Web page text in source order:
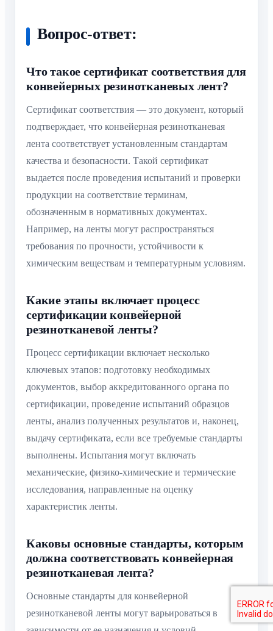
Вопрос-ответ:
Что такое сертификат соответствия для
конвейерных резинотканевых лент?
Сертификат соответствия — это документ, который
подтверждает, что конвейерная резинотканевая
лента соответствует установленным стандартам
качества и безопасности. Такой сертификат
выдается после проведения испытаний и проверки
продукции на соответствие терминам,
обозначенным в нормативных документах.
Например, на ленты могут распространяться
требования по прочности, устойчивости к
химическим веществам и температурным условиям.
Какие этапы включает процесс
сертификации конвейерной
резинотканевой ленты?
Процесс сертификации включает несколько
ключевых этапов: подготовку необходимых
документов, выбор аккредитованного органа по
сертификации, проведение испытаний образцов
ленты, анализ полученных результатов и, наконец,
выдачу сертификата, если все требуемые стандарты
выполнены. Испытания могут включать
механические, физико-химические и термические
исследования, направленные на оценку
характеристик ленты.
Каковы основные стандарты, которым
должна соответствовать конвейерная
резинотканевая лента?
Основные стандарты для конвейерной
резинотканевой ленты могут варьироваться в